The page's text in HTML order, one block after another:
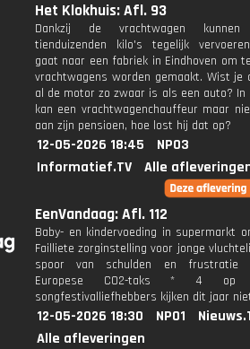
Het Klokhuis: Afl. 93
Dankzij de vrachtwagen kunnen
tienduizenden kilo's tegelijk
gaat naar een fabriek in Eindhoven om
vrachtwagens worden gemaakt. Wist je
al de motor zo zwaar is als een auto? In
kan een vrachtwagenchauffeur maar
aan zijn pensioen, hoe lost hij dat op?
12-05-2026 18:45
NPO3
Informatief.TV
Alle
EenVandaag: Afl. 112
Baby- en kindervoeding in supermarkt
Failliete zorginstelling voor jonge
spoor van schulden en frustratie
Europese CO2-taks * 4
songfestivalliefhebbers kijken dit jaar
12-05-2026 18:30 NPO1
Alle afleveringen